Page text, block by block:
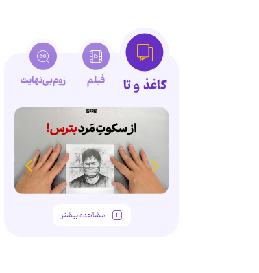
کاغذ و تا فیلم زوم‌بی‌نهایت
مشاهده بیشتر